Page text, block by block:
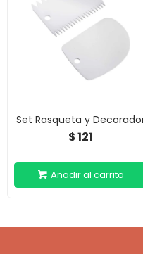
Set Rasqueta y
$121